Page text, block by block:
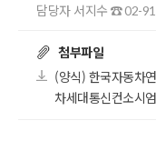
담당자 서지수 ☎ 02-
첨부파일
(양식) 한국자동차
차세대통신컨소시